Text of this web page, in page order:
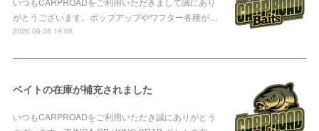
がとうございます。ポップアップやワフター各種が…
2026.06.28 14:08
ベイトの在庫が補充されました
いつもCARPROADをご利用いただき誠にありがとう